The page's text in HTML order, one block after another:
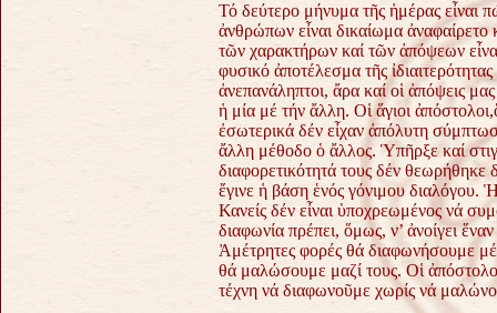
Τό δεύτερο μήνυμα τῆς ἡμέρας εἶναι
ἀνθρώπων εἶναι δικαίωμα ἀναφαίρετο
τῶν χαρακτήρων καί τῶν ἀπόψεων
φυσικό ἀποτέλεσμα τῆς
ἀνεπανάληπτοι, ἄρα καί οἱ ἀπόψεις
ἡ μία μέ τήν ἄλλη. Οἱ ἅγιοι
ἐσωτερικά δέν εἶχαν ἀπόλυτη
ἄλλη μέθοδο ὁ ἄλλος. Ὑπῆρξε καί
διαφορετικότητά τους δέν θεωρήθηκε
ἔγινε ἡ βάση ἑνός γόνιμου διαλόγου.
Κανείς δέν εἶναι ὑποχρεωμένος νά
διαφωνία πρέπει, ὅμως, ν’ ἀνοίγει
Ἀμέτρητες φορές θά διαφωνήσουμε
θά μαλώσουμε μαζί τους. Οἱ
τέχνη νά διαφωνοῦμε χωρίς νά